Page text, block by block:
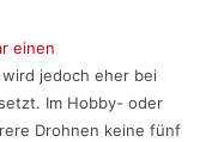
einen
jedoch eher bei
Im Hobby- oder
Drohnen keine fünf